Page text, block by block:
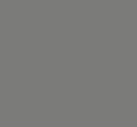
www.facebook.com/
zu https://www.instagram.com/
Link zu https://mailchi.mp/